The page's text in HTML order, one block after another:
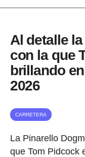
Al detalle
con la que
brillando
2026
CARRETERA
La Pinarello
que Tom Pidcock